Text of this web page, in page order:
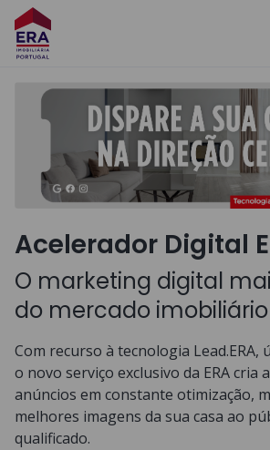
Acelerador Digital
O marketing digital
do mercado imobiliário
Com recurso à tecnologia Lead.ERA,
o novo serviço exclusivo da ERA cria
anúncios em constante otimização,
melhores imagens da sua casa ao
qualificado.